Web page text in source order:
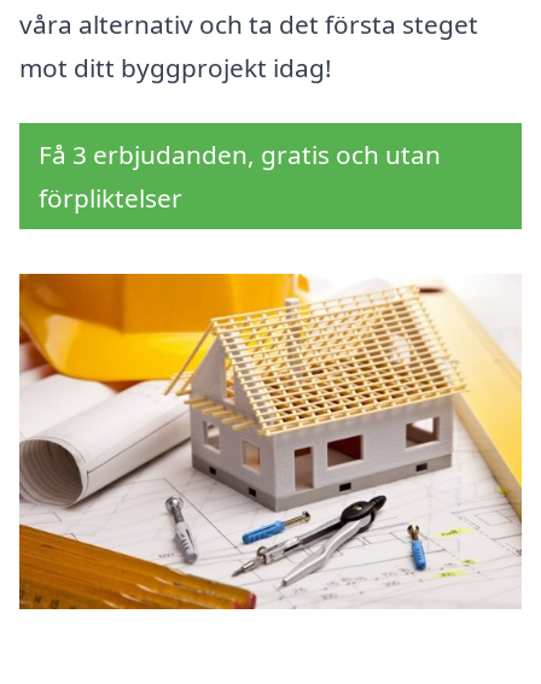
våra alternativ och ta det första steget
mot ditt byggprojekt idag!
Få 3 erbjudanden, gratis och utan
förpliktelser